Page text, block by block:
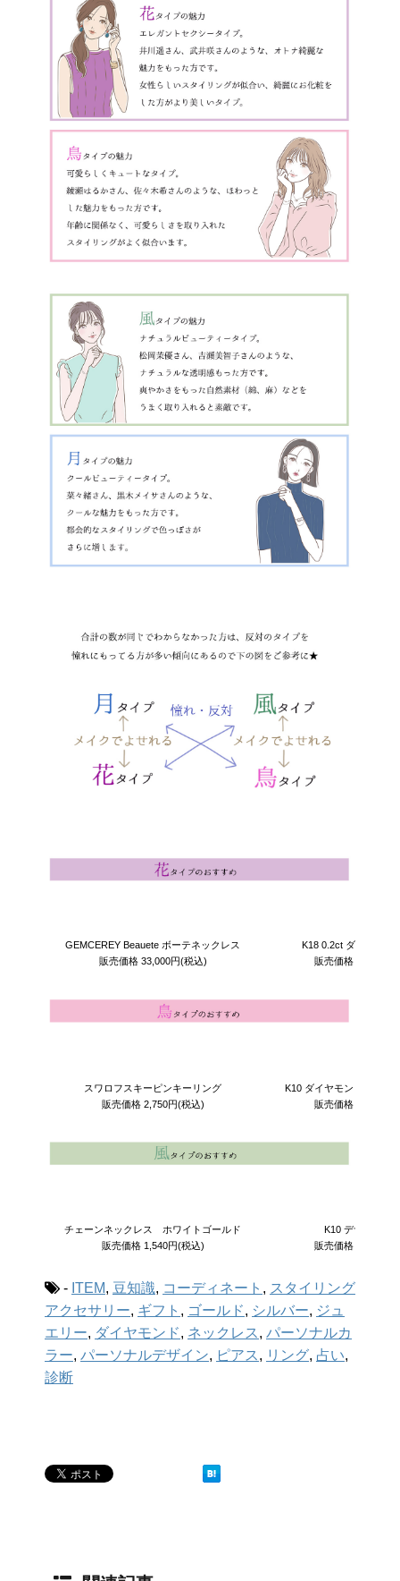
GEMCEREY Beauete ボーテネックレス
販売価格 33,000円(税込)
K18 0.2ct ダイヤモン
販売価格
スワロフスキーピンキーリング
販売価格 2,750円(税込)
K10 ダイヤモンドフラワ
販売価格
チェーンネックレス ホワイトゴールド
販売価格 1,540円(税込)
K10 デザインリ
販売価格
- ITEM, 豆知識, コーディネート , スタイリング
アクセサリー, ギフト , ゴールド, シルバー, ジュ
エリー, ダイヤモンド, ネックレス , パーソナルカ
ラー, パーソナルデザイン, ピアス , リング, 占い,
診断